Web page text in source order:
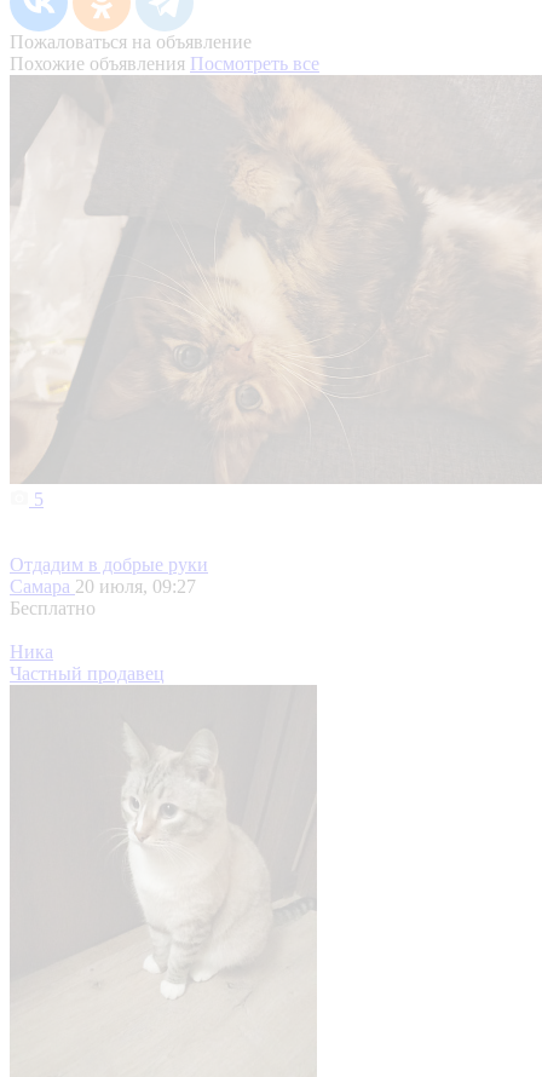
Пожаловаться на объявление
Похожие объявления Посмотреть все
5
Отдадим в добрые руки
Самара 20 июля, 09:27
Бесплатно
Ника
Частный продавец